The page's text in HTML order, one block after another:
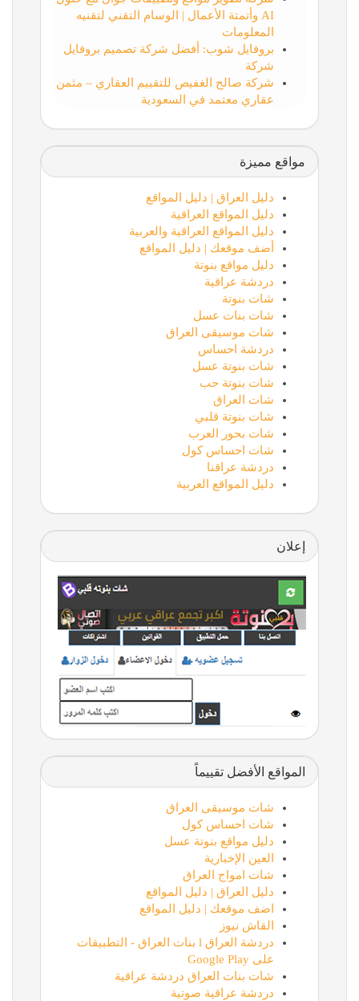
AI وأتمتة الأعمال | الوسام التقني لتقنيه
المعلومات
بروفايل شوب: أفضل شركة تصميم بروفايل
شركة
شركة صالح الغفيص للتقييم العقاري – مثمن
عقاري معتمد في السعودية
مواقع مميزة
دليل العراق | دليل المواقع
دليل المواقع العراقية
دليل المواقع العراقية والعربية
أضف موقعك | دليل المواقع
دليل مواقع بنوتة
دردشة عراقية
شات بنوتة
شات بنات عسل
شات موسيقى العراق
دردشة احساس
شات بنوتة عسل
شات بنوتة حب
شات العراق
شات بنوتة قلبي
شات بحور العرب
شات احساس كول
دردشة عراقنا
دليل المواقع العربية
إعلان
المواقع الأفضل تقييماً
شات موسيقى العراق
شات احساس كول
دليل مواقع بنوتة عسل
العين الإخبارية
شات امواج العراق
دليل العراق | دليل المواقع
اضف موقعك | دليل المواقع
القاش نيوز
دردشة العراق l بنات العراق - التطبيقات
على Google Play
شات بنات العراق دردشة عراقية
دردشة عراقية صوتية